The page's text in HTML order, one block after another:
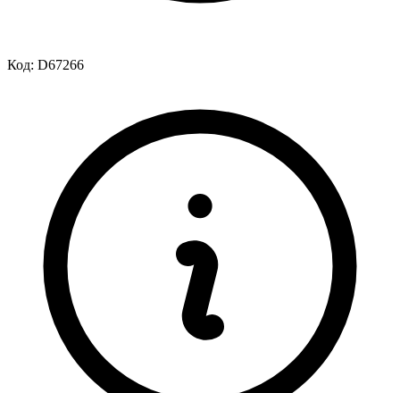
Код: D67266